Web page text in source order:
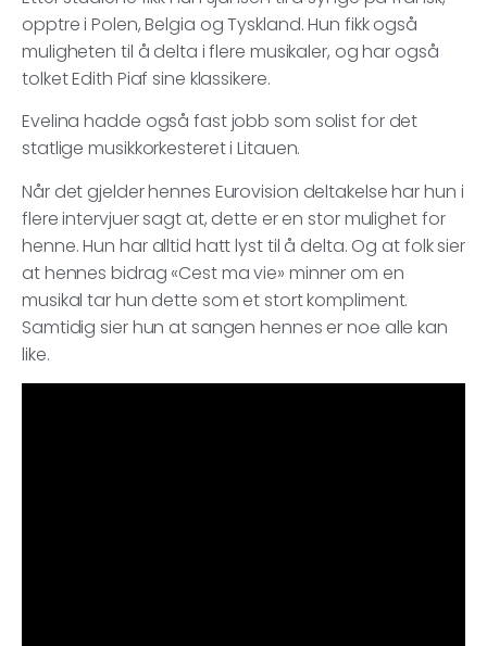
opptre i Polen, Belgia og Tyskland. Hun fikk også
muligheten til å delta i flere musikaler, og har også
tolket Edith Piaf sine klassikere.
Evelina hadde også fast jobb som solist for det
statlige musikkorkesteret i Litauen.
Når det gjelder hennes Eurovision deltakelse har hun i
flere intervjuer sagt at, dette er en stor mulighet for
henne. Hun har alltid hatt lyst til å delta. Og at folk sier
at hennes bidrag «Cest ma vie» minner om en
musikal tar hun dette som et stort kompliment.
Samtidig sier hun at sangen hennes er noe alle kan
like.